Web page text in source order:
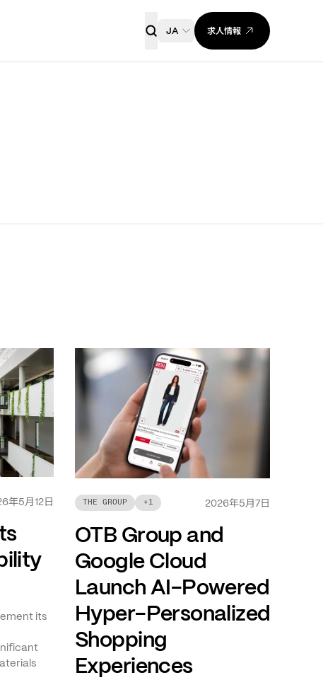
JA 求人情報
年5月12日
its
THE GROUP +1 2026年5月7日
OTB Group and
Google Cloud
Launch AI-Powered
Hyper-Personalized
Shopping
Experiences